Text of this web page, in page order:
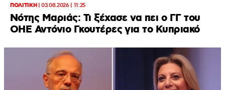
ΠΟΛΙΤΙΚΗ|03.08.2026 | 11:25
Νότης Μαριάς: Τι ξέχασε να πει ο ΓΓ του
ΟΗΕ Αντόνιο Γκουτέρες για το Κυπριακό